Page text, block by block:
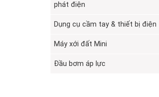
phát điện
Dụng cụ cầm tay & thiết bị điện
Máy xới đất Mini
Đầu bơm áp lực